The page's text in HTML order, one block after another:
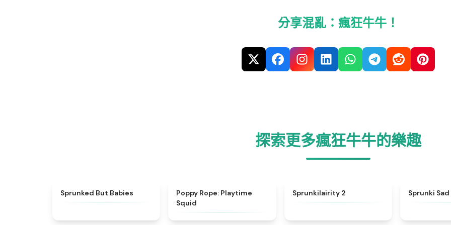
分享混亂：瘋狂牛牛！
探索更多瘋狂牛牛的樂趣
Sprunked But Babies
Poppy Rope: Playtime
Squid
Sprunkilairity 2 Sprunki